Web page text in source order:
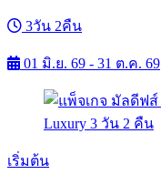
3วัน 2คืน
01 มิ.ย. 69 - 31 ต.ค. 69
เริ่มต้น